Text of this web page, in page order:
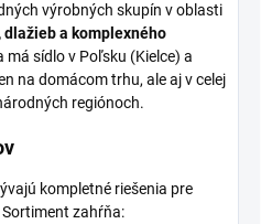
výrobných skupín v oblasti
a komplexného
má sídlo v Poľsku (Kielce) a
na domácom trhu, ale aj v celej
regiónoch.
kompletné riešenia pre
zahŕňa: